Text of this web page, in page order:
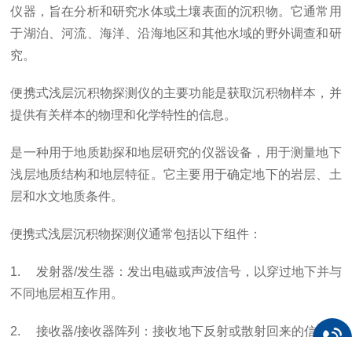
仪器，旨在分析和研究水体或土壤表面的沉积物。它通常用
于湖泊、河流、海洋、沿海地区和其他水域的野外调查和研
究。
便携式浅层沉积物探测仪的主要功能是获取沉积物样本，并
提供有关样本的物理和化学特性的信息。
是一种用于地质勘探和地层研究的仪器设备，用于测量地下
浅层地质结构和地层特征。它主要用于确定地下的岩层、土
层和水文地质条件。
便携式浅层沉积物探测仪通常包括以下组件：
1. 发射器/发生器：发出电磁或声波信号，以穿过地下并与
不同地层相互作用。
2. 接收器/接收器阵列：接收地下反射或散射回来的信号，